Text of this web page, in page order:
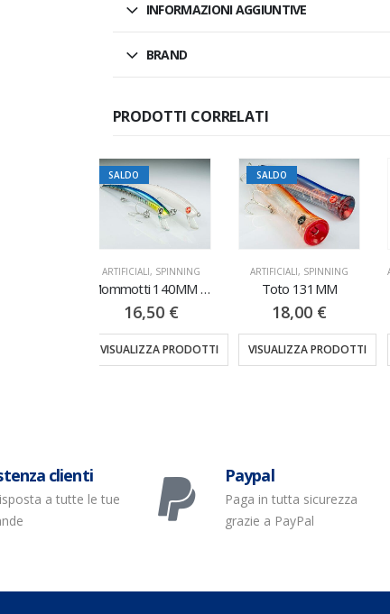
INFORMAZIONI AGGIUNTIVE
BRAND
PRODOTTI CORRELATI
SALDO
ARTIFICIALI,SPINNING
Toto 131MM
18,00
VISUALIZZA PRODOTTI
ARTIFICIALI,INCHIKU, KABURA & SLOW PITCH
Luminous Bait 6/8PZ
8,50
VISUALIZZA PRODOTTI
clienti
a tutte le tue
Paypal
Paga in tutta sicurezza
grazie a PayPal